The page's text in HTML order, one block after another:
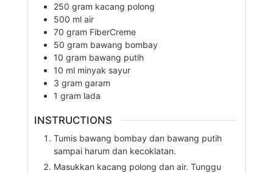
250 gram kacang polong
500 ml air
70 gram FiberCreme
50 gram bawang bombay
10 gram bawang putih
10 ml minyak sayur
3 gram garam
1 gram lada
INSTRUCTIONS
Tumis bawang bombay dan bawang putih
sampai harum dan kecoklatan.
Masukkan kacang polong dan air. Tunggu